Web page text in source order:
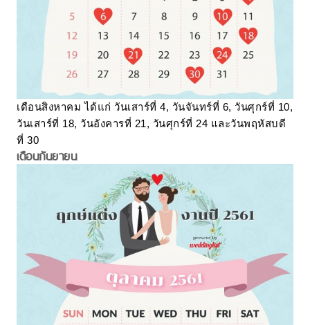
เดือนสิงหาคม ได้แก่ วันเสาร์ที่ 4, วันจันทร์ที่ 6, วันศุกร์ที่ 10,
วันเสาร์ที่ 18, วันอังคารที่ 21, วันศุกร์ที่ 24 และวันพฤหัสบดี
ที่ 30
เดือนกันยายน